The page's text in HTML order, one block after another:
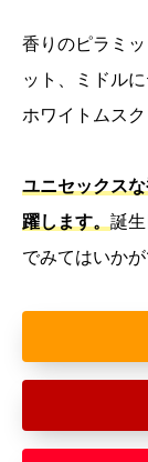
香りのピラミ
ット、ミドル
ホワイトムス
ユニセックス
躍します。 誕
でみてはいかが